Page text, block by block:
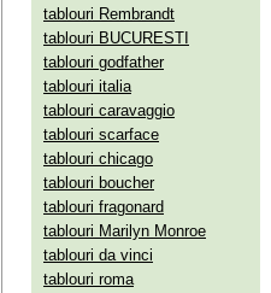
tablouri Rembrandt
tablouri BUCURESTI
tablouri godfather
tablouri italia
tablouri caravaggio
tablouri scarface
tablouri chicago
tablouri boucher
tablouri fragonard
tablouri Marilyn Monroe
tablouri da vinci
tablouri roma